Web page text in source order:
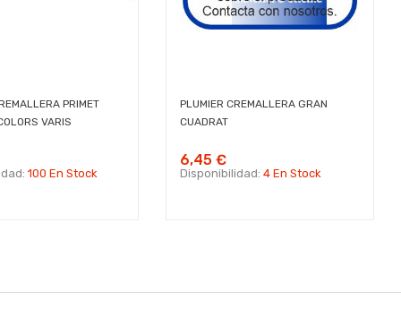
PRIMET
VARIS
100 En Stock
PLUMIER CREMALLERA GRAN
CUADRAT
6,45 €
Disponibilidad:4 En Stock